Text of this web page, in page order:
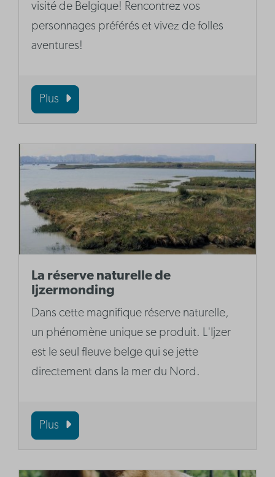
visité de Belgique! Rencontrez vos
personnages préférés et vivez de folles
aventures!
Plus
La réserve naturelle de
Ijzermonding
Dans cette magnifique réserve naturelle,
un phénomène unique se produit. L'Ijzer
est le seul fleuve belge qui se jette
directement dans la mer du Nord.
Plus